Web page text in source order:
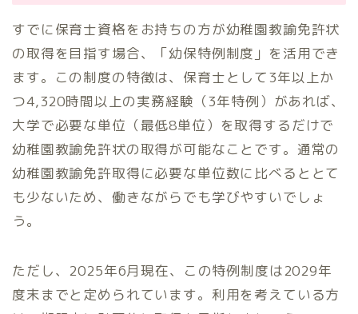
すでに保育士資格をお持ちの方が幼稚園教諭免許状
の取得を目指す場合、「幼保特例制度」を活用でき
ます。この制度の特徴は、保育士として3年以上か
つ4,320時間以上の実務経験（3年特例）があれば、
大学で必要な単位（最低8単位）を取得するだけで
幼稚園教諭免許状の取得が可能なことです。通常の
幼稚園教諭免許取得に必要な単位数に比べるととて
も少ないため、働きながらでも学びやすいでしょ
う。
ただし、2025年6月現在、この特例制度は2029年
度末までと定められています。利用を考えている方